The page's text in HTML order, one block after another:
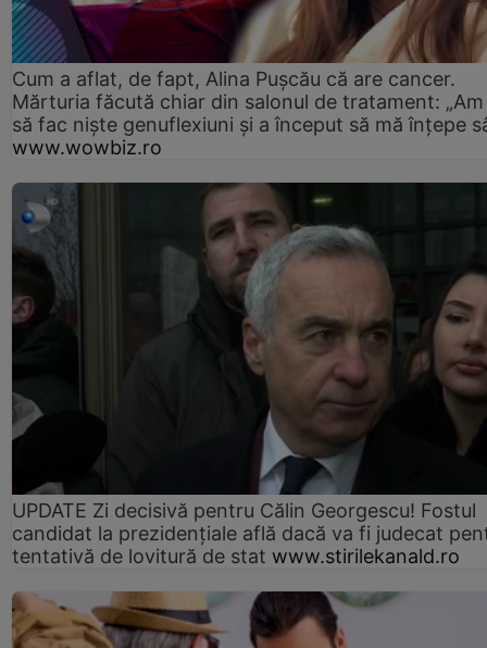
Cum a aflat, de fapt, Alina Pușcău că are cancer.
Mărturia făcută chiar din salonul de tratament:
să fac niște genuflexiuni și a început să mă înțepe
www.wowbiz.ro
UPDATE Zi decisivă pentru Călin Georgescu! Fostul
candidat la prezidențiale află dacă va fi judecat
tentativă de lovitură de stat www.stirilekanald.ro